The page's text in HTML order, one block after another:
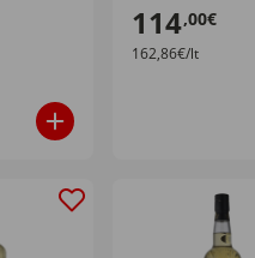
114,00€
162,86€/lt